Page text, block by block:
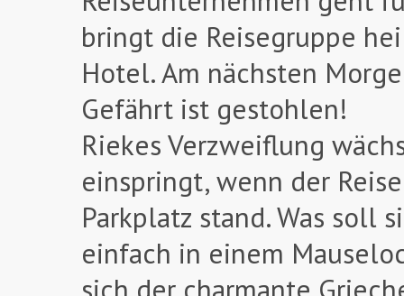
bringt die Reisegruppe
Hotel. Am nächsten
Gefährt ist gestohlen!
Riekes Verzweiflung
einspringt, wenn der
Parkplatz stand. Was soll
einfach in einem